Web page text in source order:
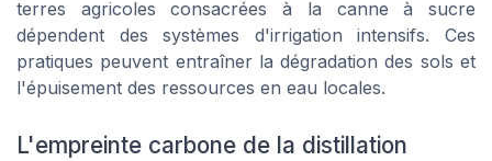
terres agricoles consacrées à la canne à sucre
dépendent des systèmes d'irrigation intensifs. Ces
pratiques peuvent entraîner la dégradation des sols et
l'épuisement des ressources en eau locales.
L'empreinte carbone de la distillation